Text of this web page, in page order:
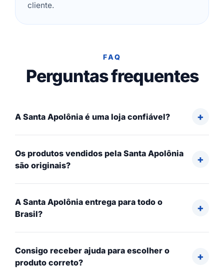
cliente.
FAQ
Perguntas frequentes
A Santa Apolônia é uma loja confiável?
Os produtos vendidos pela Santa Apolônia
são originais?
A Santa Apolônia entrega para todo o
Brasil?
Consigo receber ajuda para escolher o
produto correto?